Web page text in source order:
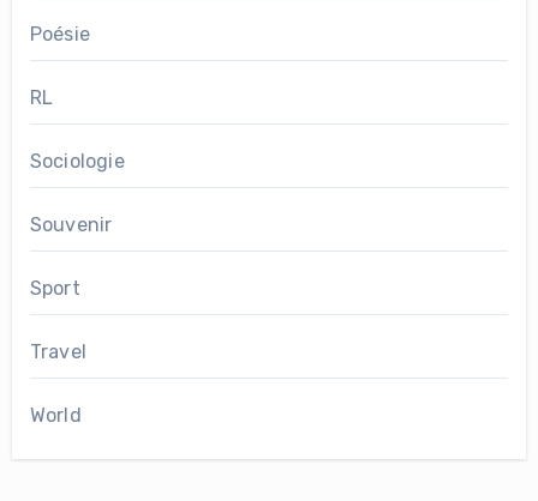
Poésie
RL
Sociologie
Souvenir
Sport
Travel
World